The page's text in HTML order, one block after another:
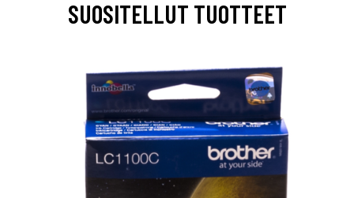
SUOSITELLUT TUOTTEET